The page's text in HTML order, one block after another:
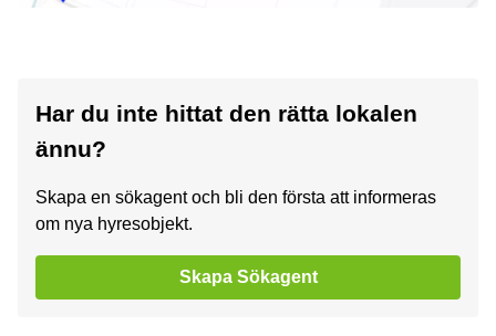
Har du inte hittat den rätta lokalen
ännu?
Skapa en sökagent och bli den första att informeras
om nya hyresobjekt.
Skapa Sökagent